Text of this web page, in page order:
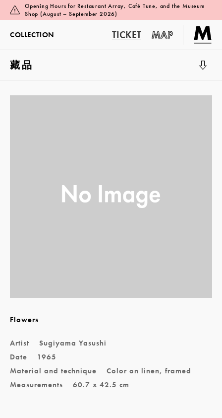
Opening Hours for Restaurant Array, Café Tune, and the Museum
Shop (August – September 2026)
COLLECTION TICKET MAP
藏品
Flowers
Artist
Sugiyama Yasushi
Date
1965
Material and technique
Color on linen, framed
Measurements
60.7 x 42.5 cm